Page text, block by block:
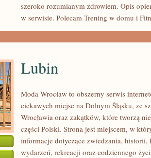
szeroko rozumianym zdrowiem. Opis
w serwisie. Polecam Trening w domu i
Lubin
Moda Wrocław to obszerny serwis
ciekawych miejsc na Dolnym Śląsku, ze
Wrocławia oraz zakątków, które tworzą
części Polski. Strona jest miejscem, w
informacje dotyczące zwiedzania,
wydarzeń, rekreacji oraz codziennego